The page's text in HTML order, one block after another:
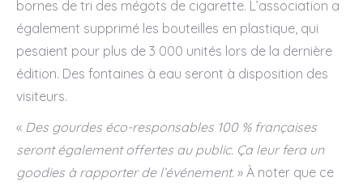
bornes de tri des mégots de cigarette. L’association a
également supprimé les bouteilles en plastique, qui
pesaient pour plus de 3 000 unités lors de la dernière
édition. Des fontaines à eau seront à disposition des
visiteurs.
« Des gourdes éco-responsables 100 % françaises
seront également offertes au public. Ça leur fera un
goodies à rapporter de l’événement. » À noter que ce